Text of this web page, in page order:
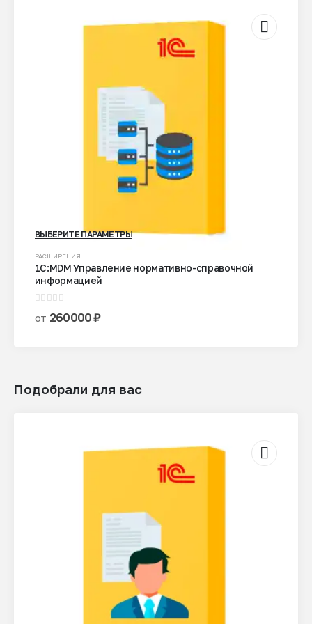
ВЫБЕРИТЕ ПАРАМЕТРЫ
Этот
товар
имеет
несколько
вариаций.
странице
РАСШИРЕНИЯ
1С:MDM Управление нормативно-справочной
информацией
из 5
от 260000₽
Подобрали для вас